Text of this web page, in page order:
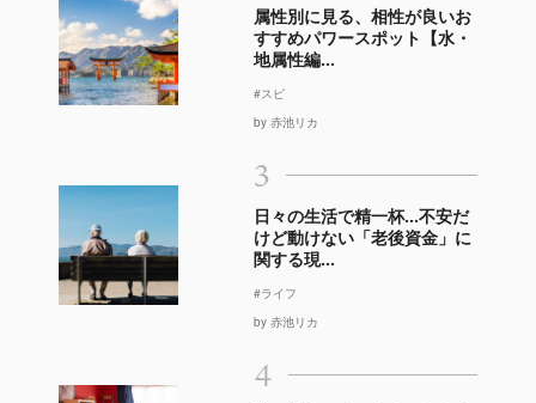
属性別に見る、相性が良いお
すすめパワースポット【水・
地属性編...
#スピ
by 赤池リカ
3
日々の生活で精一杯…不安だ
けど動けない「老後資金」に
関する現...
#ライフ
by 赤池リカ
4